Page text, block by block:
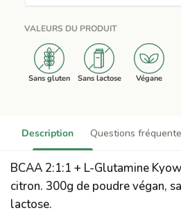
VALEURS DU PRODUIT
Sans gluten Sans lactose Végane
Description Questions
BCAA 2:1:1 + L-Glutamine
citron. 300g de poudre végan,
lactose.